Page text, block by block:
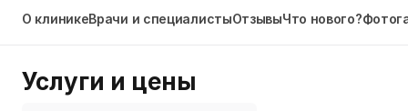
О клиникеВрачи и специалистыОтзывыЧто нового?
Услуги и цены